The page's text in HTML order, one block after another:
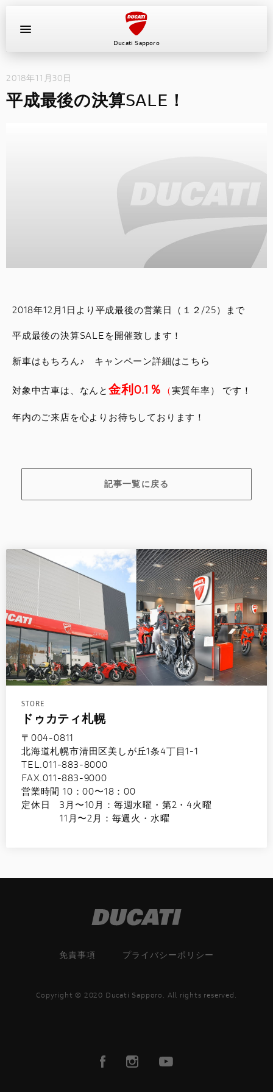
Ducati Sapporo
イベント
DUCATI OWNER’S CLUB
アパレル
お支払いシミュレーション
2018年11月30日
平成最後の決算SALE！
2018年12月1日より平成最後の営業日（１２/25）まで
平成最後の決算SALEを開催致します！
新車はもちろん♪ キャンペーン詳細はこちら
対象中古車は、なんと 金利0.1％ （実質年率） です！
年内のご来店を心よりお待ちしております！
記事一覧に戻る
STORE
ドゥカティ札幌
〒004-0811
北海道札幌市清田区美しが丘1条4丁目1-1
TEL.011-883-8000
FAX.011-883-9000
営業時間 10：00〜18：00
定休日 3月〜10月：毎週水曜・第2・4火曜
11月〜2月：毎週火・水曜
免責事項 プライバシーポリシー
Copyright © 2020 Ducati Sapporo. All rights reserved.